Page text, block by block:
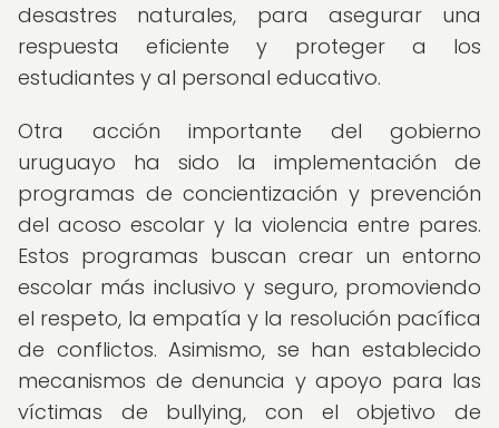
desastres naturales, para asegurar una
respuesta eficiente y proteger a los
estudiantes y al personal educativo.
Otra acción importante del gobierno
uruguayo ha sido la implementación de
programas de concientización y prevención
del acoso escolar y la violencia entre pares.
Estos programas buscan crear un entorno
escolar más inclusivo y seguro, promoviendo
el respeto, la empatía y la resolución pacífica
de conflictos. Asimismo, se han establecido
mecanismos de denuncia y apoyo para las
víctimas de bullying, con el objetivo de